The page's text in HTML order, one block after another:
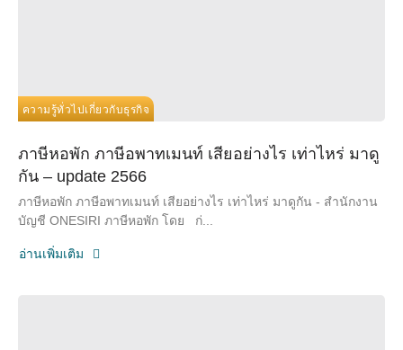
ความรู้ทั่วไปเกี่ยวกับธุรกิจ
ภาษีหอพัก ภาษีอพาทเมนท์ เสียอย่างไร เท่าไหร่ มาดู
กัน – update 2566
ภาษีหอพัก ภาษีอพาทเมนท์ เสียอย่างไร เท่าไหร่ มาดูกัน - สำนักงาน
บัญชี ONESIRI ภาษีหอพัก โดย ก่...
อ่านเพิ่มเติม